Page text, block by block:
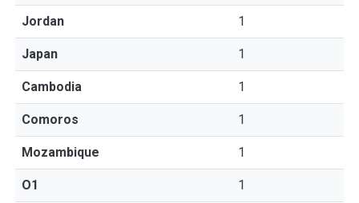
Jordan 1
Japan 1
Cambodia 1
Comoros 1
Mozambique 1
O1 1